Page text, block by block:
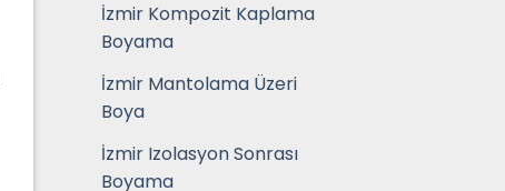
İzmir Kompozit Kaplama
Boyama
İzmir Mantolama Üzeri
Boya
İzmir Izolasyon Sonrası
Boyama